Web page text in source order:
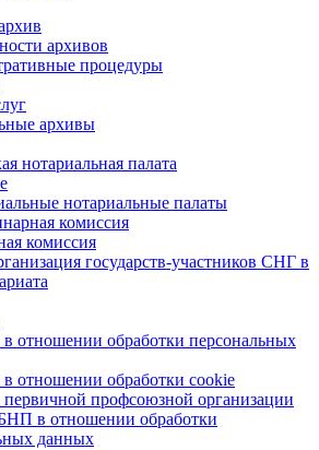
архивов
процедуры
архивы
нотариальная палата
нотариальные палаты
комиссия
комиссия
государств-участников СНГ в
отношении обработки персональных
отношении обработки cookie
профсоюзной организации
в отношении обработки
данных